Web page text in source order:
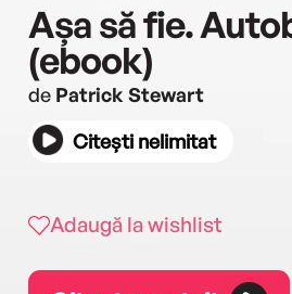
Așa să fie.
(ebook)
de Patrick Stewart
Citești nelimitat
Adaugă la wishlist